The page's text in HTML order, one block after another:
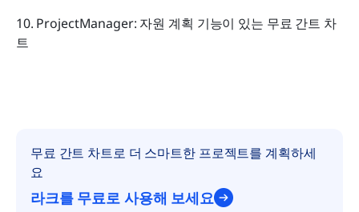
10. ProjectManager: 자원 계획 기능이 있는 무료 간트 차
트
무료 간트 차트로 더 스마트한 프로젝트를 계획하세
요
라크를 무료로 사용해 보세요